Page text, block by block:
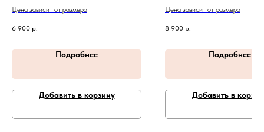
холст. Артикул 20-4-233
Цена зависит от размера
6 900 р.
Подробнее
Добавить в корзину
195
Цена зависит от размера
8 900 р.
Подробнее
Добавить в